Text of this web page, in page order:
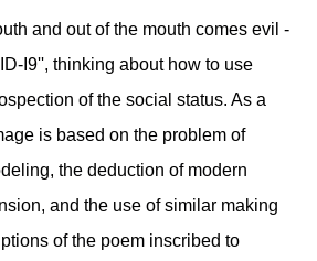
and out of the mouth comes evil -
I9'', thinking about how to use
of the social status. As a
is based on the problem of
the deduction of modern
and the use of similar making
of the poem inscribed to